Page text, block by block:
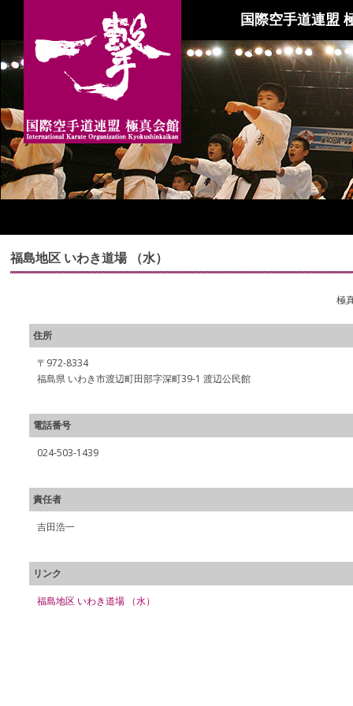
国際空手道連盟
福島地区 いわき道場 （水）
極
住所
〒972-8334
福島県 いわき市渡辺町田部字深町39-1 渡辺公民館
電話番号
024-503-1439
責任者
吉田浩一
リンク
福島地区 いわき道場 （水）